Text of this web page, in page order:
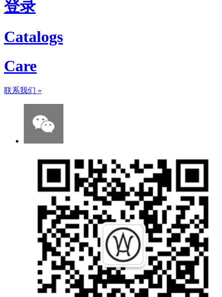
登录
Catalogs
Care
联系我们 »